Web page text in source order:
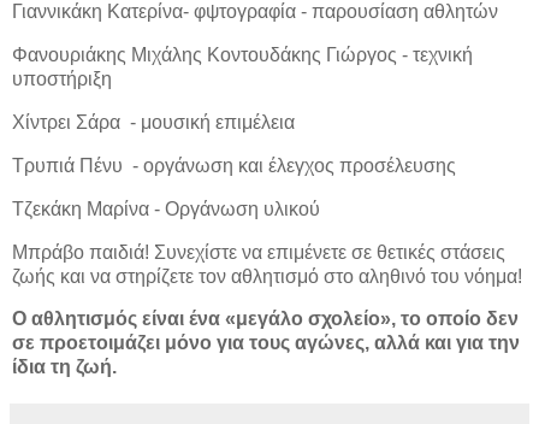
Γιαννικάκη Κατερίνα- φψτογραφία - παρουσίαση αθλητών
Φανουριάκης Μιχάλης Κοντουδάκης Γιώργος - τεχνική
υποστήριξη
Χίντρει Σάρα - μουσική επιμέλεια
Τρυπιά Πένυ - οργάνωση και έλεγχος προσέλευσης
Τζεκάκη Μαρίνα - Οργάνωση υλικού
Μπράβο παιδιά! Συνεχίστε να επιμένετε σε θετικές στάσεις
ζωής και να στηρίζετε τον αθλητισμό στο αληθινό του νόημα!
Ο αθλητισμός είναι ένα «μεγάλο σχολείο», το οποίο δεν
σε προετοιμάζει μόνο για τους αγώνες, αλλά και για την
ίδια τη ζωή.